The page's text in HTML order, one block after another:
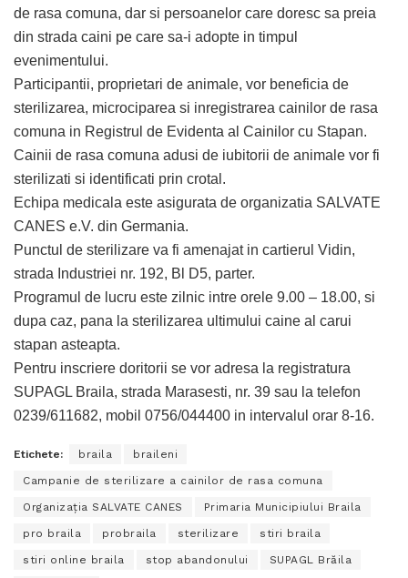
de rasa comuna, dar si persoanelor care doresc sa preia
din strada caini pe care sa-i adopte in timpul
evenimentului.
Participantii, proprietari de animale, vor beneficia de
sterilizarea, microciparea si inregistrarea cainilor de rasa
comuna in Registrul de Evidenta al Cainilor cu Stapan.
Cainii de rasa comuna adusi de iubitorii de animale vor fi
sterilizati si identificati prin crotal.
Echipa medicala este asigurata de organizatia SALVATE
CANES e.V. din Germania.
Punctul de sterilizare va fi amenajat in cartierul Vidin,
strada Industriei nr. 192, Bl D5, parter.
Programul de lucru este zilnic intre orele 9.00 – 18.00, si
dupa caz, pana la sterilizarea ultimului caine al carui
stapan asteapta.
Pentru inscriere doritorii se vor adresa la registratura
SUPAGL Braila, strada Marasesti, nr. 39 sau la telefon
0239/611682, mobil 0756/044400 in intervalul orar 8-16.
Etichete: braila braileni
Campanie de sterilizare a cainilor de rasa comuna
Organizația SALVATE CANES Primaria Municipiului Braila
pro braila probraila sterilizare stiri braila
stiri online braila stop abandonului SUPAGL Brăila